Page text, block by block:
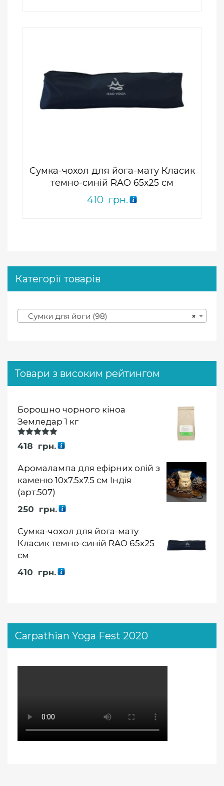
Сумка-чохол для йога-мату Класик
темно-синій RAO 65х25 см
410 грн.
Add to Wishlist
Категорії товарів
×
Сумки для йоги (98)
Товари з високим рейтингом
Борошно чорного кіноа
Земледар 1 кг
Оцінка
5.00із 5
418 грн.
Аромалампа для ефірних олій з
каменю 10х7.5х7.5 см Індія
(арт.507)
250 грн.
Сумка-чохол для йога-мату
Класик темно-синій RAO 65х25
см
410 грн.
Carpathian Yoga Fest 2020